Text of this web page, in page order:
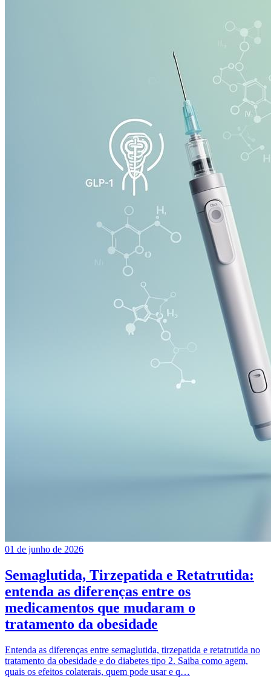
01 de junho de 2026
Semaglutida, Tirzepatida e Retatrutida:
entenda as diferenças entre os
medicamentos que mudaram o
tratamento da obesidade
Entenda as diferenças entre semaglutida, tirzepatida e retatrutida no
tratamento da obesidade e do diabetes tipo 2. Saiba como agem,
quais os efeitos colaterais, quem pode usar e q…